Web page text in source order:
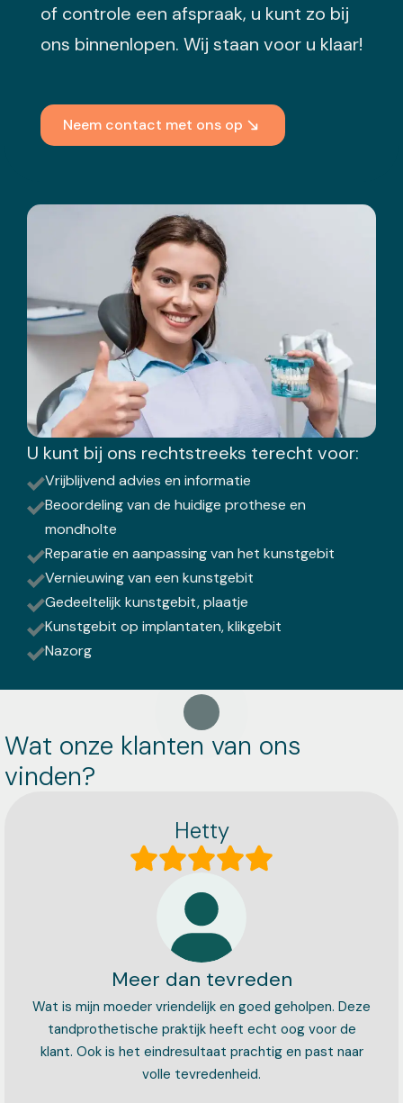
of controle een afspraak, u kunt zo bij
ons binnenlopen. Wij staan voor u klaar!
Neem contact met ons op
U kunt bij ons rechtstreeks terecht voor:
Vrijblijvend advies en informatie
Beoordeling van de huidige prothese en
mondholte
Reparatie en aanpassing van het kunstgebit
Vernieuwing van een kunstgebit
Gedeeltelijk kunstgebit, plaatje
Kunstgebit op implantaten, klikgebit
Nazorg
Wat onze klanten van ons
vinden?
Hetty
Meer dan tevreden
Wat is mijn moeder vriendelijk en goed geholpen. Deze
tandprothetische praktijk heeft echt oog voor de
klant. Ook is het eindresultaat prachtig en past naar
volle tevredenheid.